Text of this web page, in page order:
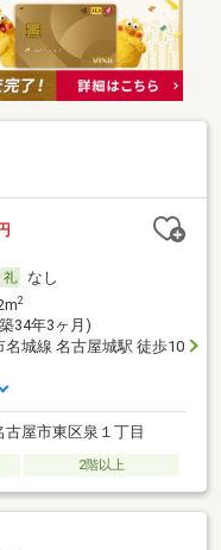
なし
2
34年3ヶ月)
名城線 名古屋城駅 徒歩10
古屋市東区泉１丁目
2階以上